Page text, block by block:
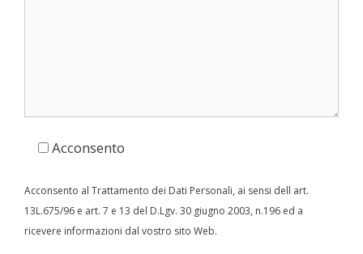
Acconsento
Acconsento al Trattamento dei Dati Personali, ai sensi dell art.
13L.675/96 e art. 7 e 13 del D.Lgv. 30 giugno 2003, n.196 ed a
ricevere informazioni dal vostro sito Web.